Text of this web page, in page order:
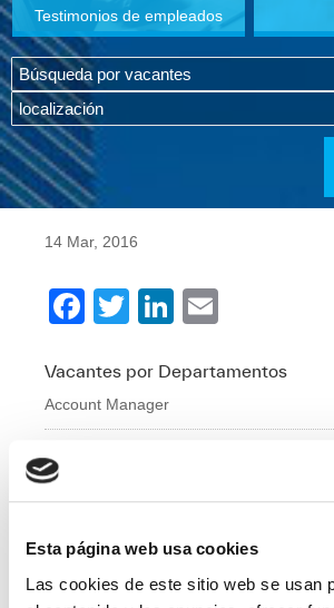
Esta página web usa cookies
Las cookies de este sitio web se usan
Testimonios de empleados
14 Mar, 2016
F
c
e
k
T
tt
er
Li
k
ail
Vacantes por Departamentos
Account Manager
Administración y Finanzas
Calidad
Compras
IT